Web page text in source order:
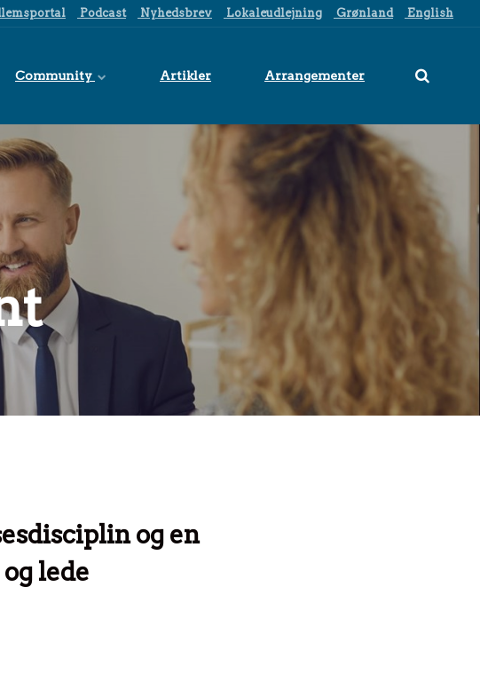
Podcast Nyhedsbrev Lokaleudlejning Grønland English
Community Artikler Arrangementer
og en
lede